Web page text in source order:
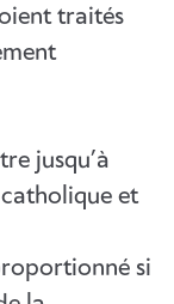
traités
jusqu’à
et
si